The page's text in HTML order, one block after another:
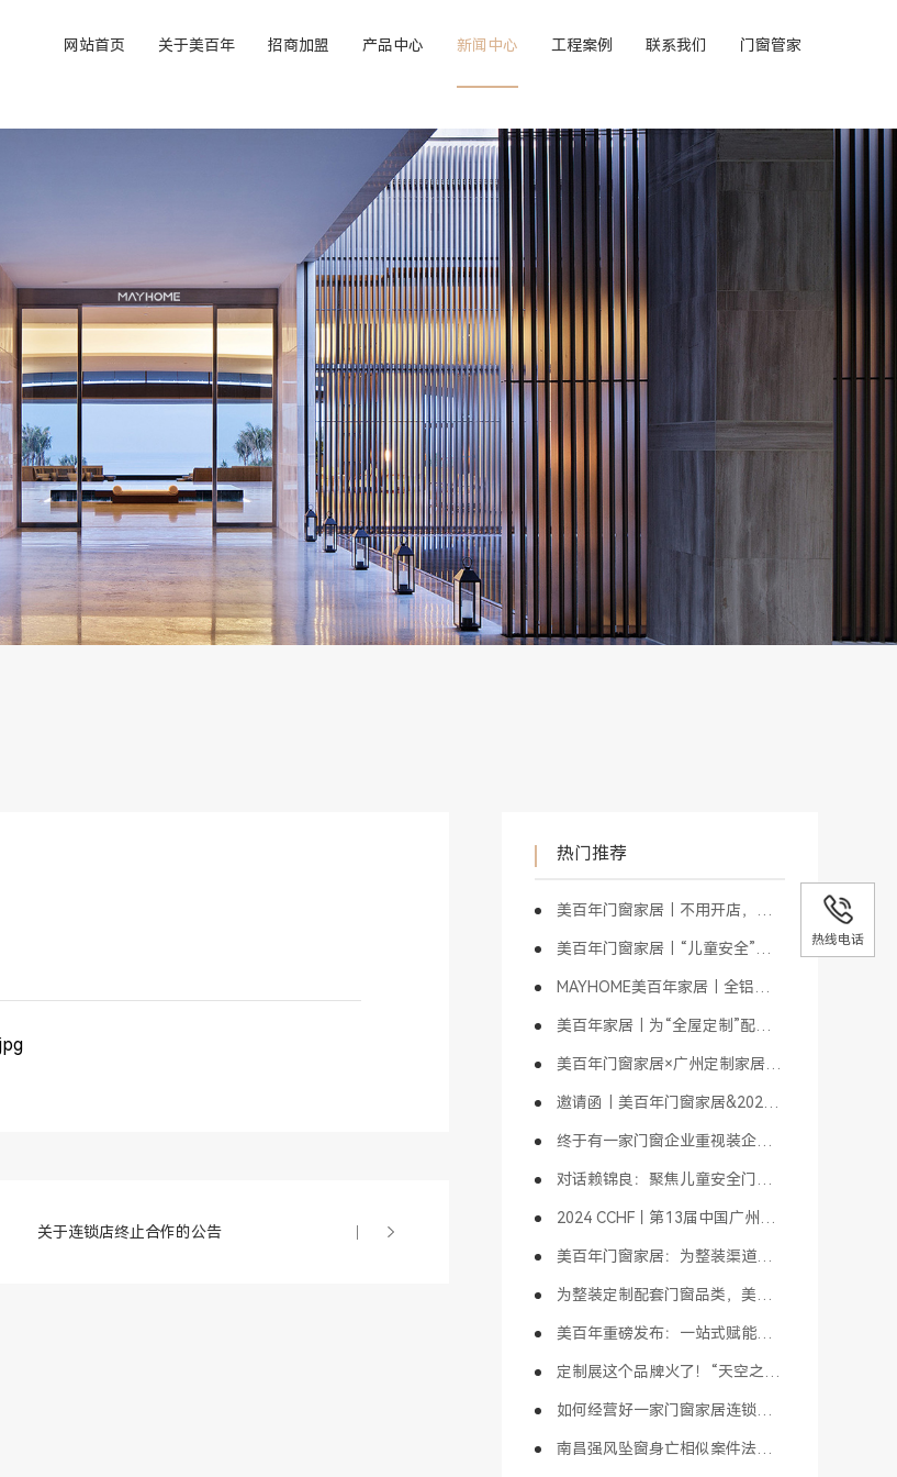
网站首页 关于美百年 招商加盟 产品中心 新闻中心 工程案例 联系我们 门窗管家
关于连锁店终止合作的公告
热门推荐
美百年门窗家居｜不用开店，也能做门窗
美百年门窗家居｜“儿童安全”是最具价值的商业模式
MAYHOME美百年家居｜全铝定制简介
美百年家居｜为“全屋定制”配套“全铝定制”
美百年门窗家居×广州定制家居展｜“天空之境”主题馆即将亮相
邀请函｜美百年门窗家居&2024广州定制家居展【1B01天空之境主题馆】
终于有一家门窗企业重视装企渠道了
对话赖锦良：聚焦儿童安全门窗，发展门窗大家居，传承门窗精神，铸就百年品牌｜财经头条大咖会客厅
2024 CCHF丨第13届中国广州定制家居展精彩活动揭晓（1）
美百年门窗家居：为整装渠道赋能，以儿童安全门窗为先导，成就行业标杆
为整装定制配套门窗品类，美百年“儿童安全门窗”拔得头筹！
美百年重磅发布：一站式赋能整装&装企合作模式，引行业高度关注！“天空之境”创意打卡，吸睛无数
定制展这个品牌火了！“天空之境”吸睛无数，美百年门窗家居成打卡胜地！
如何经营好一家门窗家居连锁店？
南昌强风坠窗身亡相似案件法院判决：门窗质量和安装未达标，商家赔偿！
热线电话